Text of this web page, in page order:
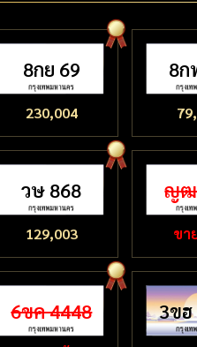
8กย 69
230,004
8ก
วษ 868
129,003
ญฒ
ขา
6ขค 4448 3ขฮ